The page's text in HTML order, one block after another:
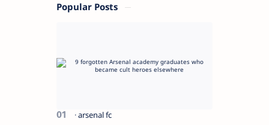
Popular Posts